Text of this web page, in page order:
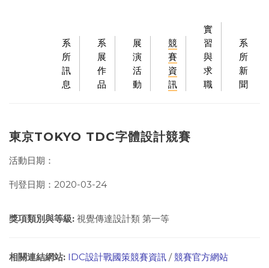
系
所
訊
息
系
展
作
品
展
演
活
動
競
賽
資
訊
實
習
與
求
職
系
所
新
聞
東京TOKYO TDC字體設計競賽
活動日期：
刊登日期：2020-03-24
獎項類別與等級: 視覺傳達設計類 第一等
相關連結網站: IDC設計戰國策競賽資訊 /競賽官方網站